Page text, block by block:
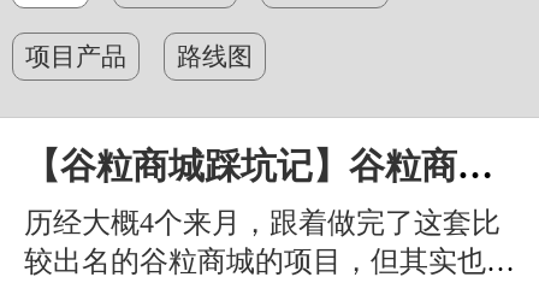
项目产品 路线图
【谷粒商城踩坑记】谷粒商城学习总结
历经大概4个来月，跟着做完了这套比
较出名的谷粒商城的项目，但其实也不